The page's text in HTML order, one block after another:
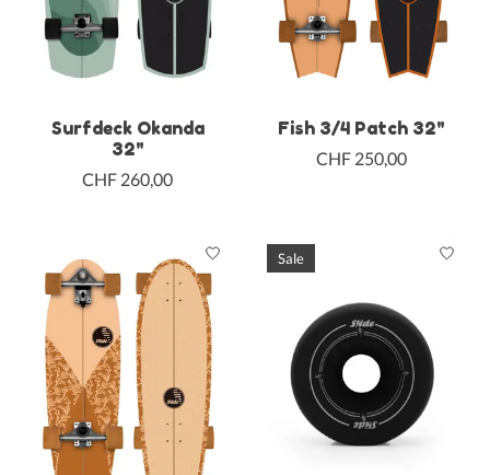
Surfdeck Okanda
32"
CHF 260,00
Fish 3/4 Patch 32"
CHF 250,00
Sale